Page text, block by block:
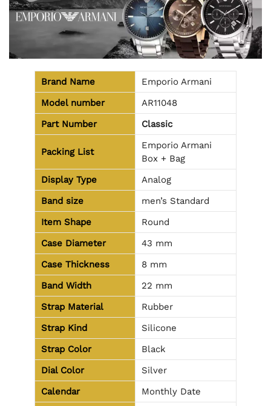
Brand Name
Emporio Armani
Model number
AR11048
Part Number
Classic
Packing List
Emporio Armani
Box + Bag
Display Type
Analog
Band size
men’s Standard
Item Shape
Round
Case Diameter
43 mm
Case Thickness
8 mm
Band Width
22 mm
Strap Material
Rubber
Strap Kind
Silicone
Strap Color
Black
Dial Color
Silver
Calendar
Monthly Date